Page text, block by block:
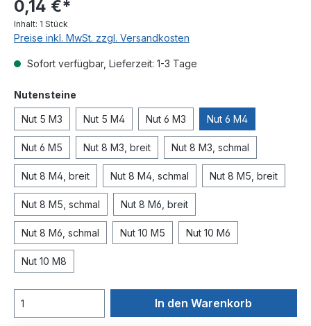
0,14 €*
Inhalt: 1 Stück
Preise inkl. MwSt. zzgl. Versandkosten
Sofort verfügbar, Lieferzeit: 1-3 Tage
Nutensteine
Nut 5 M3 Nut 5 M4 Nut 6 M3 Nut 6 M4
Nut 6 M5 Nut 8 M3, breit Nut 8 M3, schmal
Nut 8 M4, breit Nut 8 M4, schmal Nut 8 M5, breit
Nut 8 M5, schmal Nut 8 M6, breit
Nut 8 M6, schmal Nut 10 M5 Nut 10 M6
Nut 10 M8
In den Warenkorb